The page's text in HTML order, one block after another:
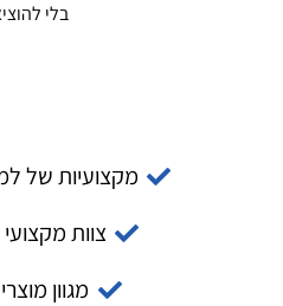
בלי
מקצועיות של
צוות
מגוון